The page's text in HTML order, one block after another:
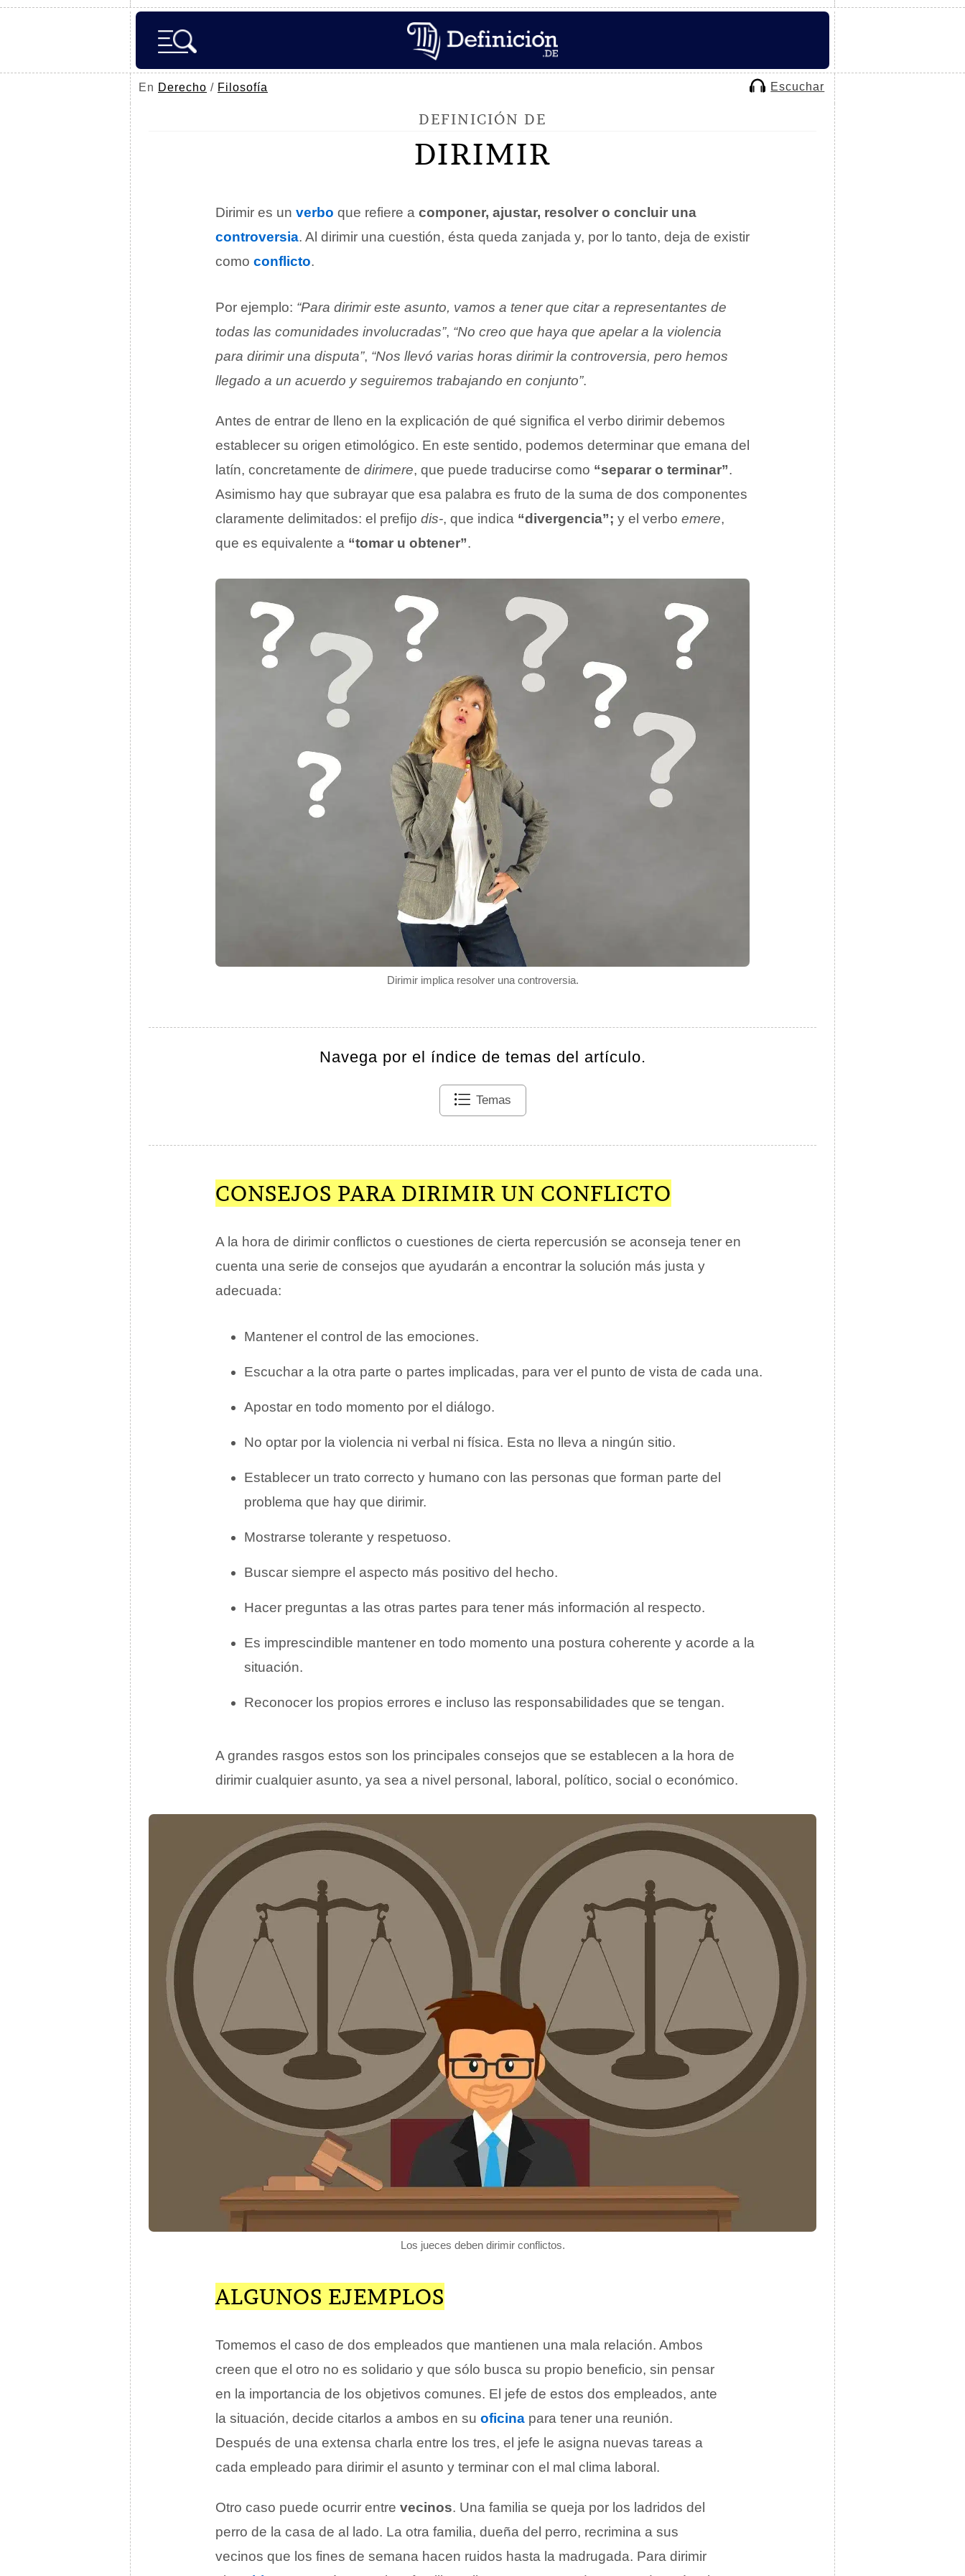
En Derecho / Filosofía Escuchar
DEFINICIÓN DE
DIRIMIR
Dirimir implica resolver una controversia.
Dirimir es un verbo que refiere a componer, ajustar, resolver o concluir una
controversia. Al dirimir una cuestión, ésta queda zanjada y, por lo tanto, deja de existir
como conflicto.
Por ejemplo: “Para dirimir este asunto, vamos a tener que citar a representantes de
todas las comunidades involucradas”, “No creo que haya que apelar a la violencia
para dirimir una disputa”, “Nos llevó varias horas dirimir la controversia, pero hemos
llegado a un acuerdo y seguiremos trabajando en conjunto”.
Antes de entrar de lleno en la explicación de qué significa el verbo dirimir debemos
establecer su origen etimológico. En este sentido, podemos determinar que emana del
latín, concretamente de dirimere, que puede traducirse como “separar o terminar”.
Asimismo hay que subrayar que esa palabra es fruto de la suma de dos componentes
claramente delimitados: el prefijo dis-, que indica “divergencia”; y el verbo emere,
que es equivalente a “tomar u obtener”.
Navega por el índice de temas del artículo.
Temas
CONSEJOS PARA DIRIMIR UN CONFLICTO
A la hora de dirimir conflictos o cuestiones de cierta repercusión se aconseja tener en
cuenta una serie de consejos que ayudarán a encontrar la solución más justa y
adecuada:
Mantener el control de las emociones.
Escuchar a la otra parte o partes implicadas, para ver el punto de vista de cada una.
Apostar en todo momento por el diálogo.
No optar por la violencia ni verbal ni física. Esta no lleva a ningún sitio.
Establecer un trato correcto y humano con las personas que forman parte del
problema que hay que dirimir.
Mostrarse tolerante y respetuoso.
Buscar siempre el aspecto más positivo del hecho.
Hacer preguntas a las otras partes para tener más información al respecto.
Es imprescindible mantener en todo momento una postura coherente y acorde a la
situación.
Reconocer los propios errores e incluso las responsabilidades que se tengan.
A grandes rasgos estos son los principales consejos que se establecen a la hora de
dirimir cualquier asunto, ya sea a nivel personal, laboral, político, social o económico.
Los jueces deben dirimir conflictos.
ALGUNOS EJEMPLOS
Tomemos el caso de dos empleados que mantienen una mala relación. Ambos
creen que el otro no es solidario y que sólo busca su propio beneficio, sin pensar
en la importancia de los objetivos comunes. El jefe de estos dos empleados, ante
la situación, decide citarlos a ambos en su oficina para tener una reunión.
Después de una extensa charla entre los tres, el jefe le asigna nuevas tareas a
cada empleado para dirimir el asunto y terminar con el mal clima laboral.
Otro caso puede ocurrir entre vecinos. Una familia se queja por los ladridos del
perro de la casa de al lado. La otra familia, dueña del perro, recrimina a sus
vecinos que los fines de semana hacen ruidos hasta la madrugada. Para dirimir